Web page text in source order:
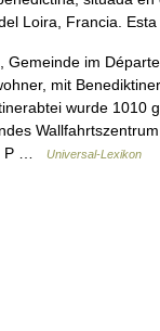
Loira, Francia.
im
mit
wurde 1010
P …
Universal-Lexikon